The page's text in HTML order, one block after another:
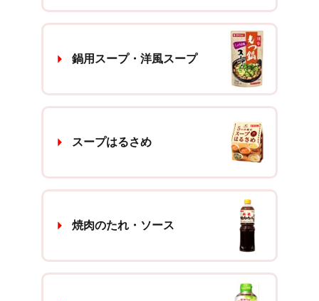
鍋用スープ・洋風スープ
スープはるさめ
焼肉のたれ・ソース